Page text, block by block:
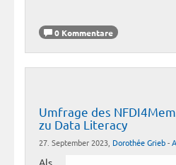
0 Kommentare
Umfrage des
zu Data Literacy
27. September 2023, Dorothée Grieb-
Als